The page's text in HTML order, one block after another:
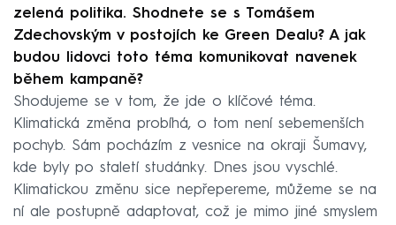
zelená politika. Shodnete se s Tomášem
Zdechovským v postojích ke Green Dealu? A jak
budou lidovci toto téma komunikovat navenek
během kampaně?
Shodujeme se v tom, že jde o klíčové téma.
Klimatická změna probíhá, o tom není sebemenších
pochyb. Sám pocházím z vesnice na okraji Šumavy,
kde byly po staletí studánky. Dnes jsou vyschlé.
Klimatickou změnu sice nepřepereme, můžeme se na
ní ale postupně adaptovat, což je mimo jiné smyslem